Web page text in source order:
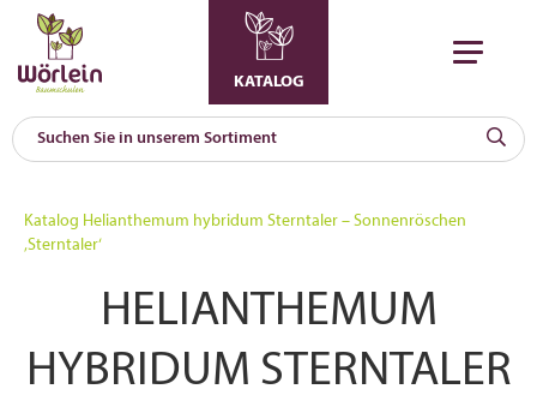
KATALOG
Katalog Helianthemum hybridum Sterntaler – Sonnenröschen
‚Sterntaler‘
HELIANTHEMUM
HYBRIDUM STERNTALER